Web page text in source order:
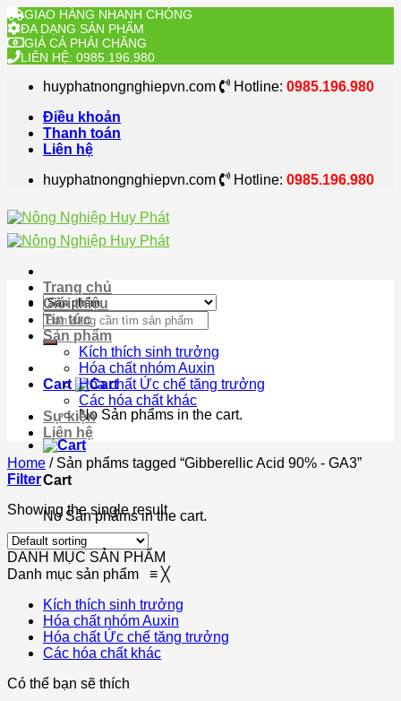
GIAO HÀNG NHANH CHÓNG
ĐA DẠNG SẢN PHẨM
GIÁ CẢ PHẢI CHĂNG
LIÊN HỆ: 0985.196.980
huyphatnongnghiepvn.com Hotline: 0985.196.980
Điều khoản
Thanh toán
Liên hệ
huyphatnongnghiepvn.com
Hotline: 0985.196.980
Search
for:
Cart
No Sản phẩms in the cart.
Cart
No Sản phẩms in the cart.
Trang chủ
Giới thiệu
Tin tức
Sản phẩm
Kích thích sinh trưởng
Hóa chất nhóm Auxin
Hóa chất Ức chế tăng trưởng
Các hóa chất khác
Sự kiện
Liên hệ
Home /Sản phẩms tagged “Gibberellic Acid 90% - GA3”
Filter
Showing the single result
DANH MỤC SẢN PHẨM
Danh mục sản phẩm ≡ ╳
Kích thích sinh trưởng
Hóa chất nhóm Auxin
Hóa chất Ức chế tăng trưởng
Các hóa chất khác
Có thể bạn sẽ thích